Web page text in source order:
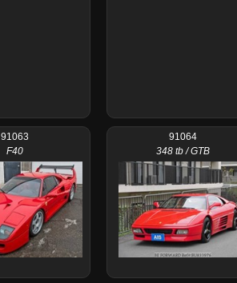
91063
F40
91064
348 tb / GTB